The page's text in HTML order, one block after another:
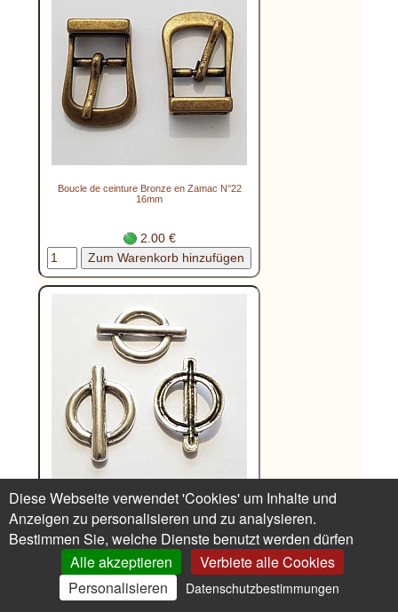
Boucle de ceinture Bronze en Zamac N°22
16mm
2.00 €
Boucle de ceinture passant
N°20
0.80 €
Diese Webseite verwendet 'Cookies' um Inhalte und
Anzeigen zu personalisieren und zu analysieren.
Bestimmen Sie, welche Dienste benutzt werden dürfen
Alle akzeptieren
Verbiete alle Cookies
Personalisieren
Datenschutzbestimmungen